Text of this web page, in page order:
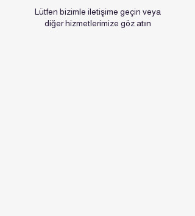
Lütfen bizimle iletişime geçin veya
diğer hizmetlerimize göz atın